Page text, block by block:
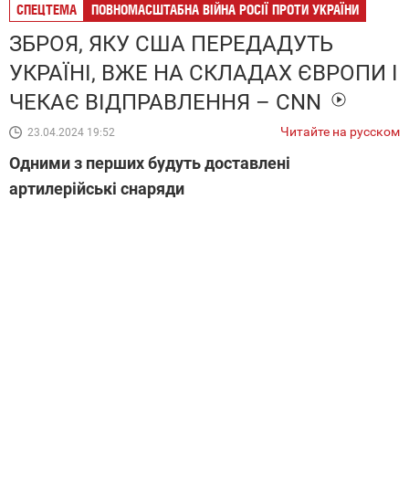
СПЕЦТЕМА ПОВНОМАСШТАБНА ВІЙНА РОСІЇ ПРОТИ УКРАЇНИ
ЗБРОЯ, ЯКУ США ПЕРЕДАДУТЬ
УКРАЇНІ, ВЖЕ НА СКЛАДАХ ЄВРОПИ І
ЧЕКАЄ ВІДПРАВЛЕННЯ – CNN
23.04.2024 19:52 Читайте на русском
Одними з перших будуть доставлені
артилерійські снаряди